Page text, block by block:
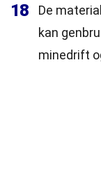
18
De
kan
minedrift